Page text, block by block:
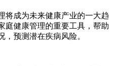
将成为未来健康产业的一大趋
庭健康管理的重要工具，帮助
预测潜在疾病风险。